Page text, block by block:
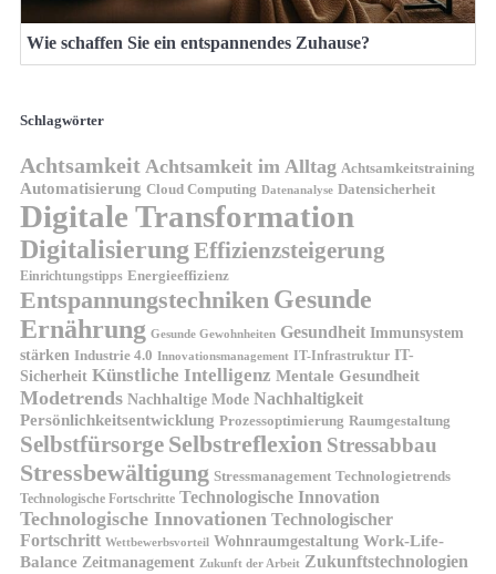
Wie schaffen Sie ein entspannendes Zuhause?
Schlagwörter
Achtsamkeit Achtsamkeit im Alltag Achtsamkeitstraining
Automatisierung Cloud Computing Datenanalyse Datensicherheit
Digitale Transformation
Digitalisierung Effizienzsteigerung
Einrichtungstipps Energieeffizienz
Entspannungstechniken Gesunde
Ernährung Gesunde Gewohnheiten Gesundheit Immunsystem
stärken Industrie 4.0 Innovationsmanagement IT-Infrastruktur IT-
Sicherheit Künstliche Intelligenz Mentale Gesundheit
Modetrends Nachhaltige Mode Nachhaltigkeit
Persönlichkeitsentwicklung Prozessoptimierung Raumgestaltung
Selbstfürsorge Selbstreflexion Stressabbau
Stressbewältigung Stressmanagement Technologietrends
Technologische Fortschritte Technologische Innovation
Technologische Innovationen Technologischer
Fortschritt Wettbewerbsvorteil Wohnraumgestaltung Work-Life-
Balance Zeitmanagement Zukunft der Arbeit Zukunftstechnologien